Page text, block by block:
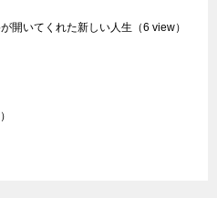
開いてくれた新しい人生 （6 view）